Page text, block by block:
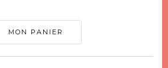
MON PANIER